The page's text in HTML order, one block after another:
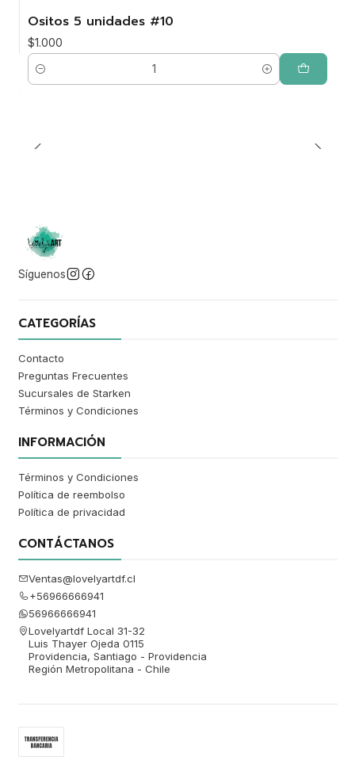
Ositos 5 unidades #10
$1.000
Cantidad
Síguenos
CATEGORÍAS
Contacto
Preguntas Frecuentes
Sucursales de Starken
Términos y Condiciones
INFORMACIÓN
Términos y Condiciones
Política de reembolso
Política de privacidad
CONTÁCTANOS
Ventas@lovelyartdf.cl
+56966666941
56966666941
Lovelyartdf Local 31-32
Luis Thayer Ojeda 0115
Providencia, Santiago - Providencia
Región Metropolitana - Chile